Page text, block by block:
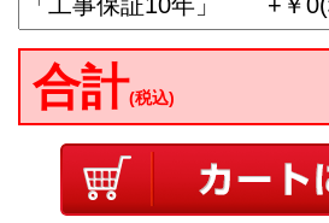
合計(税込)